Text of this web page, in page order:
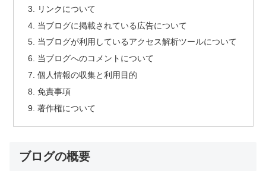
リンクについて
当ブログに掲載されている広告について
当ブログが利用しているアクセス解析ツールについて
当ブログへのコメントについて
個人情報の収集と利用目的
免責事項
著作権について
ブログの概要